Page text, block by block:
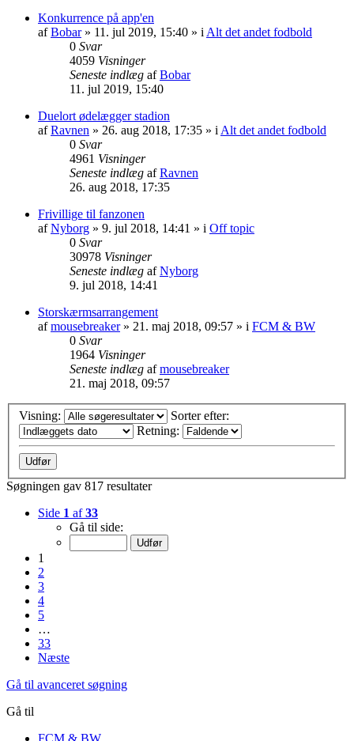
Konkurrence på app'en
afBobar» 11. jul 2019, 15:40 » i Alt det andet fodbold
0 Svar
4059 Visninger
Seneste indlæg afBobar
11. jul 2019, 15:40
Duelort ødelægger stadion
afRavnen » 26. aug 2018, 17:35 » i Alt det andet fodbold
0 Svar
4961 Visninger
Seneste indlæg afRavnen
26. aug 2018, 17:35
Frivillige til fanzonen
afNyborg » 9. jul 2018, 14:41 » i Off topic
0 Svar
30978 Visninger
Seneste indlæg afNyborg
9. jul 2018, 14:41
Storskærmsarrangement
afmousebreaker» 21. maj 2018, 09:57 » i FCM & BW
0 Svar
1964 Visninger
Seneste indlæg afmousebreaker
21. maj 2018, 09:57
Visning:
Sorter efter:
Retning:
Søgningen gav 817 resultater
Side 1 af33
Gå til side:
1
2
3
4
5
…
33
Næste
Gå til avanceret søgning
Gå til